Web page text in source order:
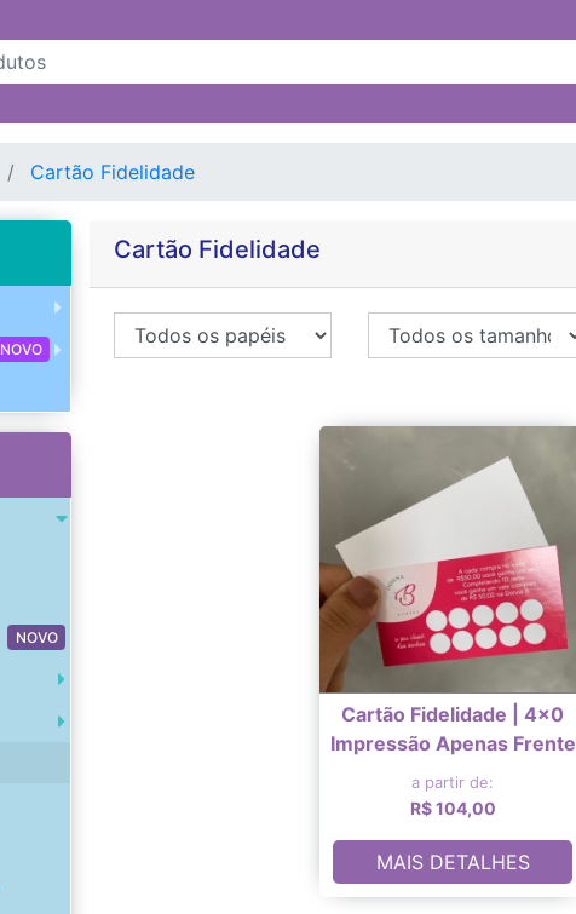
Cartão Fidelidade
NOVO
NOVO
Cartão Fidelidade
Cartão Fidelidade | 4x0
Impressão Apenas Frente
a partir de:
R$ 104,00
MAIS DETALHES